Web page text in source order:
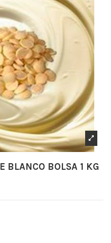
BLANCO BOLSA 1 KG